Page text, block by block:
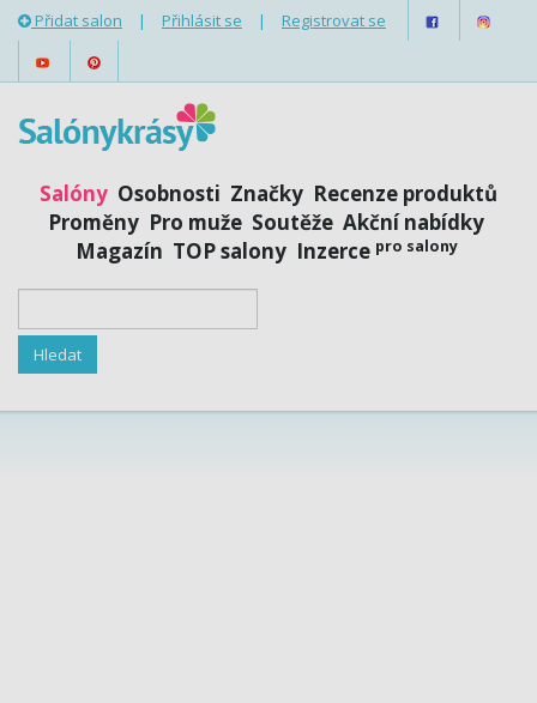
Přidat salon | Přihlásit se | Registrovat se
Salóny Osobnosti Značky Recenze produktů
Proměny Pro muže Soutěže Akční nabídky
Magazín TOP salony Inzerce pro salony